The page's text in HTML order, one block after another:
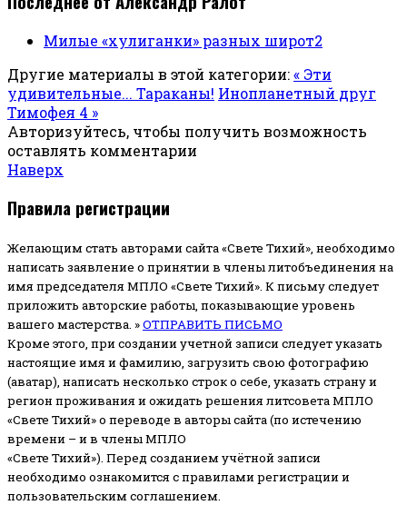
Милые «хулиганки» разных широт2
Другие материалы в этой категории:« Эти
удивительные... Тараканы! Инопланетный друг
Тимофея 4 »
Авторизуйтесь, чтобы получить возможность
оставлять комментарии
Наверх
Правила регистрации
Желающим стать авторами сайта «Свете Тихий», необходимо
написать заявление о принятии в члены литобъединения на
имя председателя МПЛО «Свете Тихий». К письму следует
приложить авторские работы, показывающие уровень
вашего мастерства. »ОТПРАВИТЬ ПИСЬМО
Кроме этого, при создании учетной записи следует указать
настоящие имя и фамилию, загрузить свою фотографию
(аватар), написать несколько строк о себе, указать страну и
регион проживания и ожидать решения литсовета МПЛО
«Свете Тихий» о переводе в авторы сайта (по истечению
времени – и в члены МПЛО
«Свете Тихий»). Перед созданием учётной записи
необходимо ознакомится с правилами регистрации и
пользовательским соглашением.